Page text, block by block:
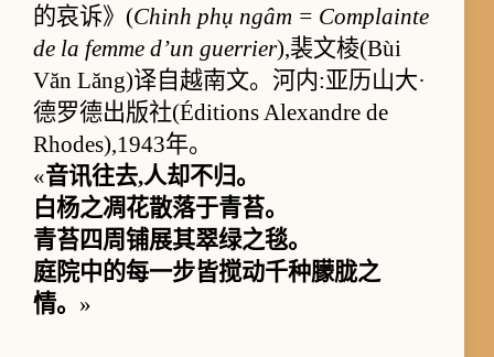
的哀诉》(Chinh phụ ngâm = Complainte
de la femme d’un guerrier),裴文棱(Bùi
Văn Lăng)译自越南文。河内:亚历山大·
德罗德出版社(Éditions Alexandre de
Rhodes),1943年。
«音讯往去,人却不归。
白杨之凋花散落于青苔。
青苔四周铺展其翠绿之毯。
庭院中的每一步皆搅动千种朦胧之
情。 »